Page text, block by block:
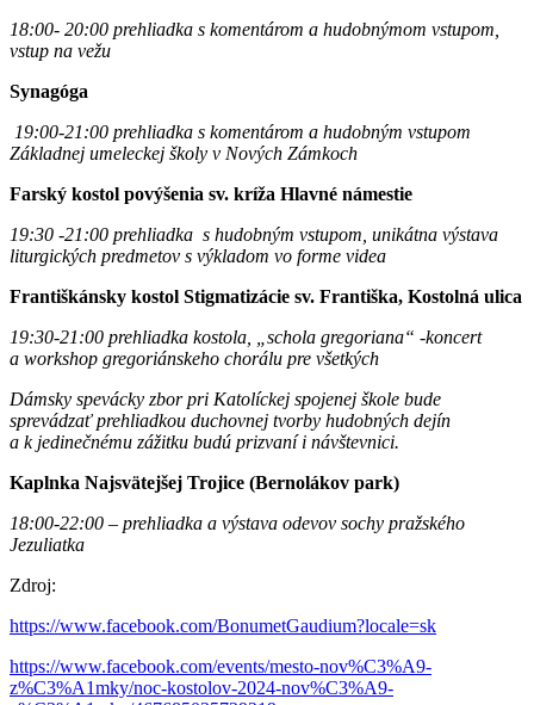
18:00- 20:00 prehliadka s komentárom a hudobnýmom vstupom,
vstup na vežu
Synagóga
19:00-21:00 prehliadka s komentárom a hudobným vstupom
Základnej umeleckej školy v Nových Zámkoch
Farský kostol povýšenia sv. kríža Hlavné námestie
19:30 -21:00 prehliadka s hudobným vstupom, unikátna výstava
liturgických predmetov s výkladom vo forme videa
Františkánsky kostol Stigmatizácie sv. Františka, Kostolná ulica
19:30-21:00 prehliadka kostola, „schola gregoriana“ -koncert
a workshop gregoriánskeho chorálu pre všetkých
Dámsky spevácky zbor pri Katolíckej spojenej škole bude
sprevádzať prehliadkou duchovnej tvorby hudobných dejín
a k jedinečnému zážitku budú prizvaní i návštevnici.
Kaplnka Najsvätejšej Trojice (Bernolákov park)
18:00-22:00 – prehliadka a výstava odevov sochy pražského
Jezuliatka
Zdroj:
https://www.facebook.com/BonumetGaudium?locale=sk
https://www.facebook.com/events/mesto-nov%C3%A9-
z%C3%A1mky/noc-kostolov-2024-nov%C3%A9-